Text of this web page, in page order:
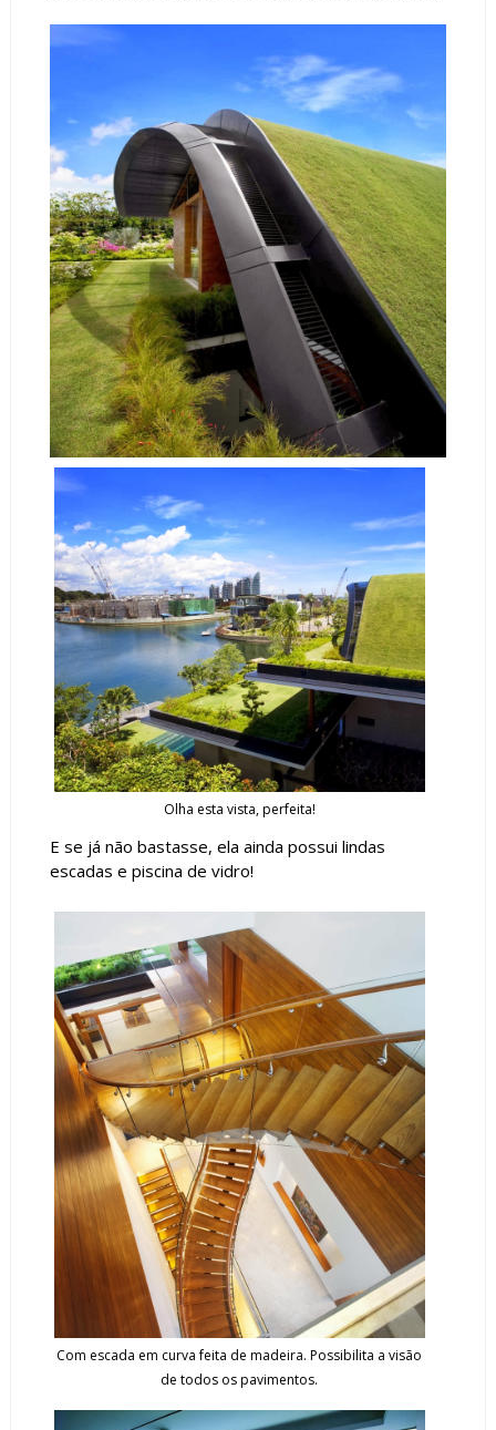
Olha esta vista, perfeita!
E se já não bastasse, ela ainda possui lindas
escadas e piscina de vidro!
Com escada em curva feita de madeira. Possibilita a visão
de todos os pavimentos.